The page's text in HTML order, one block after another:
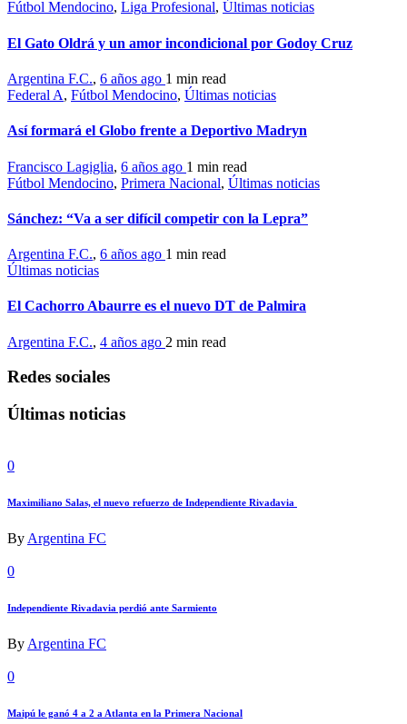
Fútbol Mendocino, Liga Profesional, Últimas noticias
El Gato Oldrá y un amor incondicional por Godoy Cruz
Argentina F.C., 6 años ago 1 min read
Federal A, Fútbol Mendocino, Últimas noticias
Así formará el Globo frente a Deportivo Madryn
Francisco Lagiglia, 6 años ago 1 min read
Fútbol Mendocino, Primera Nacional, Últimas noticias
Sánchez: “Va a ser difícil competir con la Lepra”
Argentina F.C., 6 años ago 1 min read
Últimas noticias
El Cachorro Abaurre es el nuevo DT de Palmira
Argentina F.C., 4 años ago 2 min read
Redes sociales
Últimas noticias
0
Maximiliano Salas, el nuevo refuerzo de Independiente Rivadavia
By Argentina FC
0
Independiente Rivadavia perdió ante Sarmiento
By Argentina FC
0
Maipú le ganó 4 a 2 a Atlanta en la Primera Nacional